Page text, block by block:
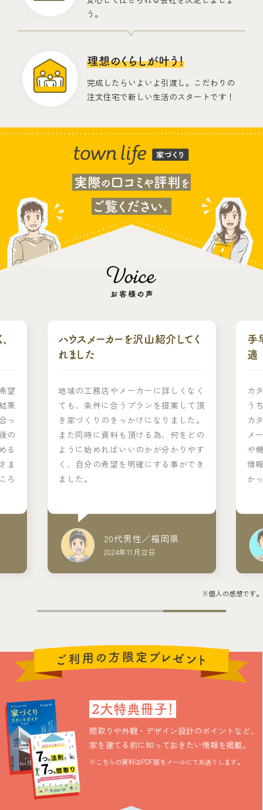
う。
理想のくらしが叶う！
完成したらいよいよ引渡し。こだわりの
注文住宅で新しい生活のスタートです！
実際の 口コミ や評判 を
ご覧ください。
望
果
っ
の
る
ま
ろ
ハウスメーカーを沢山紹介してく
れました
地域の工務店やメーカーに詳しくなく
ても、条件に合うプランを提案して頂
き家づくりのきっかけになりました。
また同時に資料も頂ける為、何をどの
ように始めればいいのかが分かりやす
く、自分の希望を明確にする事ができ
ました。
20代男性／福岡県
2024年11月22日
手
適
カ
う
カ
メ
や
情
か
※個人の感想です。
2大特典冊子！
間取りや外観・デザイン設計のポイントなど、
家を建てる前に知っておきたい情報を掲載。
※こちらの資料はPDF版をメールにてお送りします。